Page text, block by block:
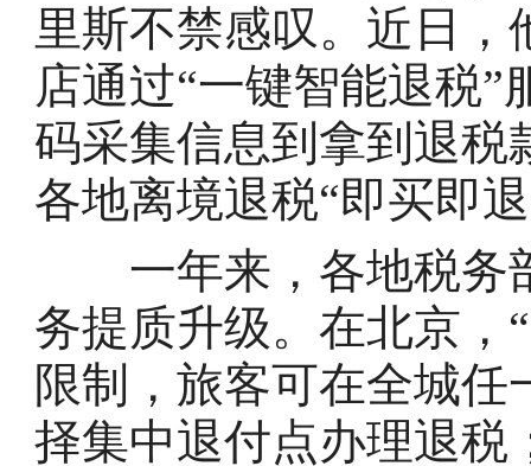
里斯不禁感叹。近日
店通过“一键智能退税
码采集信息到拿到退税
各地离境退税“即买即
一年来，各地税务
务提质升级。在北京，
限制，旅客可在全城
择集中退付点办理退税